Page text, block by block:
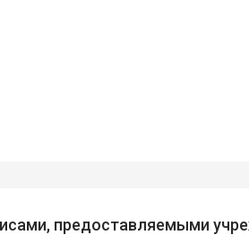
предоставляемыми